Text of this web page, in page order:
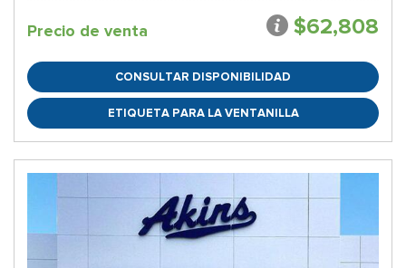
Precio de venta $62,808
CONSULTAR DISPONIBILIDAD
ETIQUETA PARA LA VENTANILLA